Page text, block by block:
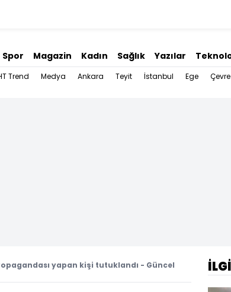
Spor Magazin Kadın Sağlık Yazılar
Trend Medya Ankara Teyit İstanbul Ege Çevre
yapan kişi tutuklandı - Güncel